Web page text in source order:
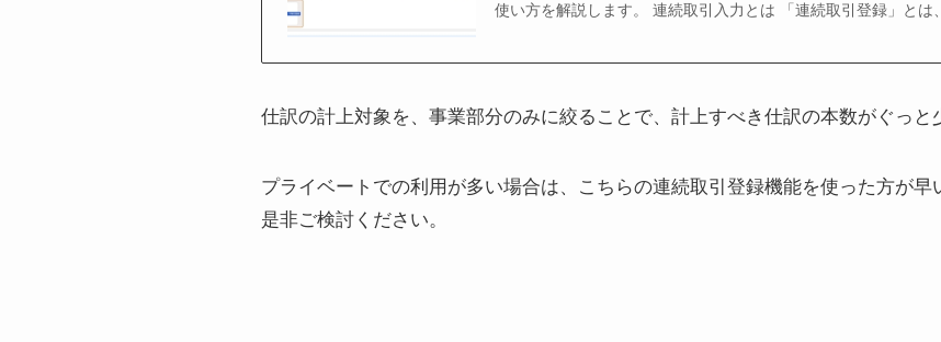
使い方を解説します。 連続取引入力とは 「連続取引登録」と
仕訳の計上対象を、事業部分のみに絞ることで、計上すべき仕訳の本数がぐっと
プライベートでの利用が多い場合は、こちらの連続取引登録機能を使った方が早
是非ご検討ください。